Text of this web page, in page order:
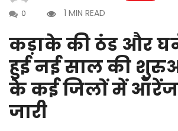
0
1 MIN READ
कड़ाके की ठंड और
हुई नई साल की
के कई जिलों में ऑरेंज
जारी